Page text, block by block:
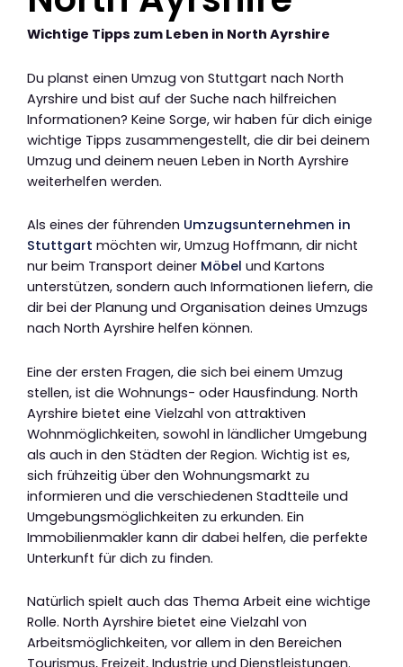
Wichtige Tipps zum Leben in North Ayrshire
Du planst einen Umzug von Stuttgart nach North
Ayrshire und bist auf der Suche nach hilfreichen
Informationen? Keine Sorge, wir haben für dich einige
wichtige Tipps zusammengestellt, die dir bei deinem
Umzug und deinem neuen Leben in North Ayrshire
weiterhelfen werden.
Als eines der führenden Umzugsunternehmen in
Stuttgart möchten wir, Umzug Hoffmann, dir nicht
nur beim Transport deiner Möbel und Kartons
unterstützen, sondern auch Informationen liefern, die
dir bei der Planung und Organisation deines Umzugs
nach North Ayrshire helfen können.
Eine der ersten Fragen, die sich bei einem Umzug
stellen, ist die Wohnungs- oder Hausfindung. North
Ayrshire bietet eine Vielzahl von attraktiven
Wohnmöglichkeiten, sowohl in ländlicher Umgebung
als auch in den Städten der Region. Wichtig ist es,
sich frühzeitig über den Wohnungsmarkt zu
informieren und die verschiedenen Stadtteile und
Umgebungsmöglichkeiten zu erkunden. Ein
Immobilienmakler kann dir dabei helfen, die perfekte
Unterkunft für dich zu finden.
Natürlich spielt auch das Thema Arbeit eine wichtige
Rolle. North Ayrshire bietet eine Vielzahl von
Arbeitsmöglichkeiten, vor allem in den Bereichen